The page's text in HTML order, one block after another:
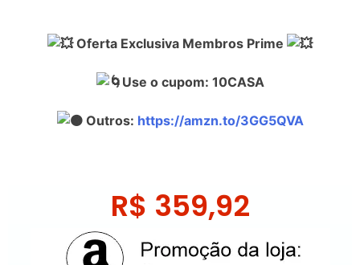
Oferta Exclusiva Membros Prime
Use o cupom: 10CASA
Outros: https://amzn.to/3GG5QVA
R$ 359,92